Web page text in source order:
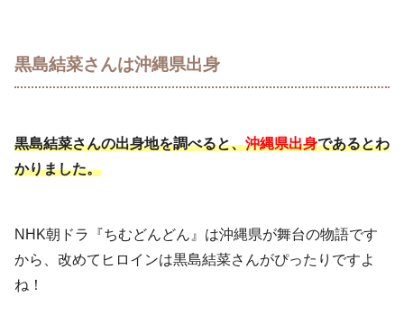
黒島結菜さんは沖縄県出身
黒島結菜さんの出身地を調べると、沖縄県出身であるとわ
かりました。
NHK朝ドラ『ちむどんどん』は沖縄県が舞台の物語です
から、改めてヒロインは黒島結菜さんがぴったりですよ
ね！